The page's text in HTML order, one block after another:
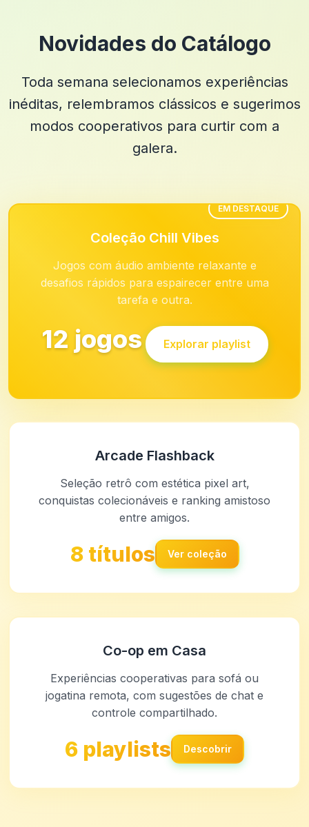
Novidades do Catálogo
Toda semana selecionamos experiências
inéditas, relembramos clássicos e sugerimos
modos cooperativos para curtir com a
galera.
EM DESTAQUE
Coleção Chill Vibes
Jogos com áudio ambiente relaxante e
desafios rápidos para espairecer entre uma
tarefa e outra.
12 jogos Explorar playlist
Arcade Flashback
Seleção retrô com estética pixel art,
conquistas colecionáveis e ranking amistoso
entre amigos.
8 títulos Ver coleção
Co-op em Casa
Experiências cooperativas para sofá ou
jogatina remota, com sugestões de chat e
controle compartilhado.
6 playlists Descobrir